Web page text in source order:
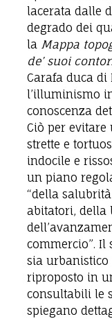
lacerata dalle
degrado dei
la Mappa
de’ suoi
Carafa duca di
l’illuminismo
conoscenza
Ciò per
strette e
indocile e
un piano
“della
abitatori, della
commercio”. Il
sia urbanistico
riproposto in
consultabili le
spiegano